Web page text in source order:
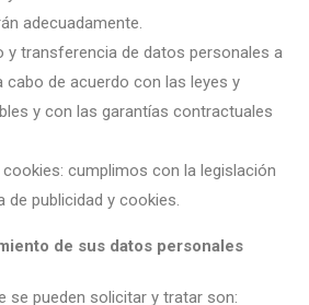
adecuadamente.
y transferencia de datos personales a
cabo de acuerdo con las leyes y
y con las garantías contractuales
cumplimos con la legislación
de publicidad y cookies.
de sus datos personales
se pueden solicitar y tratar son: